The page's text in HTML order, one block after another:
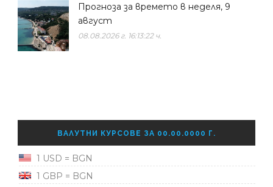
Прогноза за времето в неделя, 9
август
08.08.2026 г. 16:13:22 ч.
ВАЛУТНИ КУРСОВЕ ЗА 00.00.0000 Г.
1 USD = BGN
1 GBP = BGN